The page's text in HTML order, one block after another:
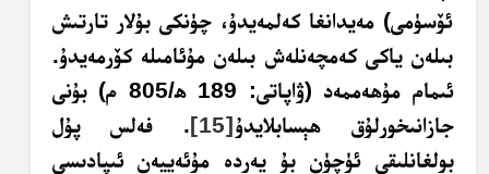
ئۆسۈمى) مەيدانغا كەلمەيدۇ، چۈنكى بۇلار تارتىش
بىلەن ياكى كەمچەنلەش بىلەن مۇئامىلە كۆرمەيدۇ.
ئىمام مۇھەممەد (ۋاپاتى: 189 ھ/805 م) بۇنى
جازانىخورلۇق ھېسابلايدۇ[15]. فەلس پۇل
بولغانلىقى ئۈچۈن بۇ يەردە مۇئەييەن ئىپادىسى